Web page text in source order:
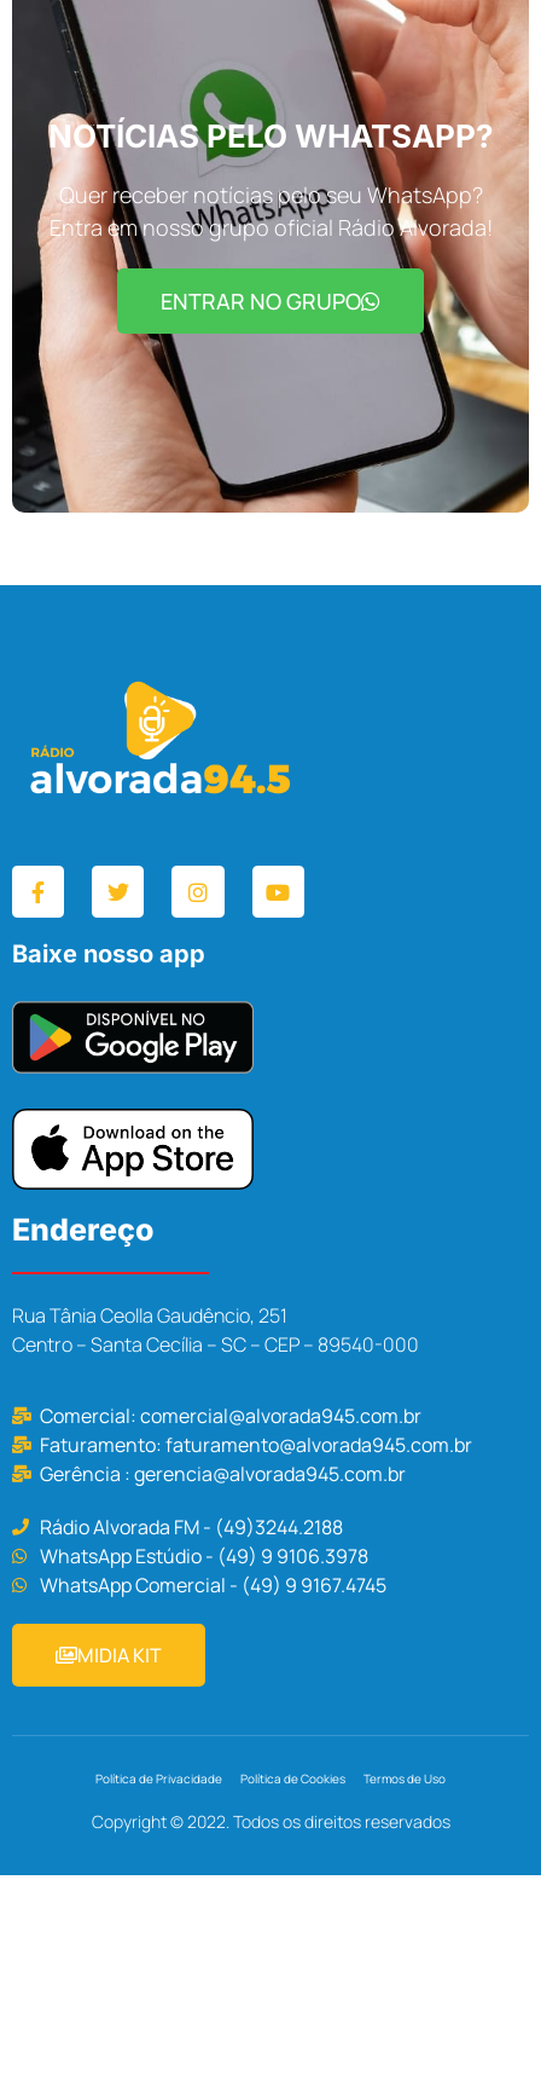
NOTÍCIAS PELO WHATSAPP?
Quer receber notícias pelo seu WhatsApp?
Entra em nosso grupo oficial Rádio Alvorada!
ENTRAR NO GRUPO
Baixe nosso app
Endereço
Rua Tânia Ceolla Gaudêncio, 251
Centro – Santa Cecília – SC – CEP – 89540-000
Comercial:comercial@alvorada945.com.br
Faturamento:faturamento@alvorada945.com.br
Gerência :gerencia@alvorada945.com.br
Rádio Alvorada FM - (49)3244.2188
WhatsApp Estúdio - (49) 9 9106.3978
WhatsApp Comercial - (49) 9 9167.4745
MIDIA KIT
Política de Privacidade Política de Cookies Termos de Uso
Copyright © 2022. Todos os direitos reservados